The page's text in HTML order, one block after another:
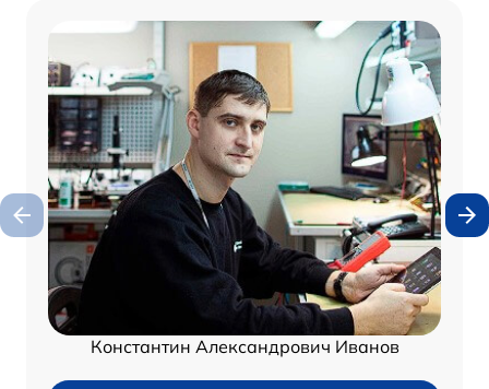
Константин Александрович Иванов